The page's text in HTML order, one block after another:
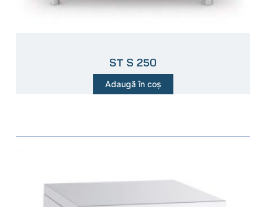
ST S 250
Adaugă în coș